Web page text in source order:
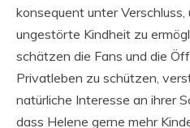
konsequent unter Verschluss,
ungestörte Kindheit zu
schätzen die Fans und die
Privatleben zu schützen,
natürliche Interesse an ihrer
dass Helene gerne mehr